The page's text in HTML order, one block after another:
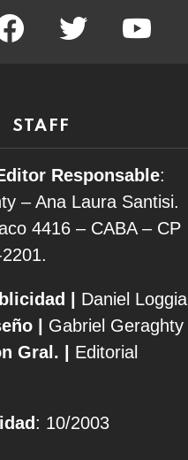
facebook twitter
STAFF
Responsable:
– Ana Laura Santisi.
4416 – CABA – CP
|
Daniel Loggia
| Gabriel Geraghty
Gral. |
Editorial
: 10/2003